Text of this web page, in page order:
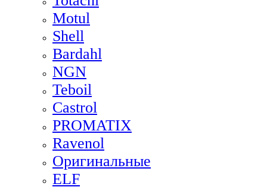
Motul
Shell
Bardahl
NGN
Teboil
Castrol
PROMATIX
Ravenol
Оригинальные
ELF